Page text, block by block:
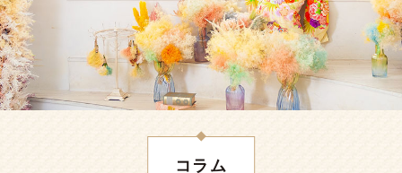
コラム